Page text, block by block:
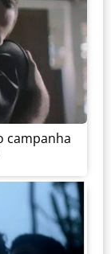
campanha